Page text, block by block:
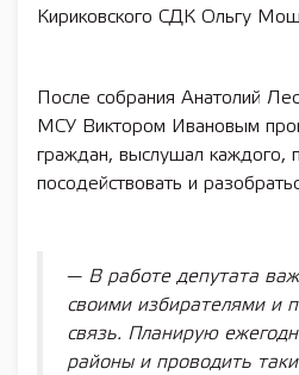
Кириковского СДК Ольгу
После собрания Анатолий
МСУ Виктором Ивановым
граждан, выслушал каждого,
посодействовать и
— В работе депутата
своими избирателями и
связь. Планирую
районы и проводить